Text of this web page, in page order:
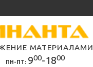
МАТЕРИАЛАМИ
ПН-ПТ: 900-1800